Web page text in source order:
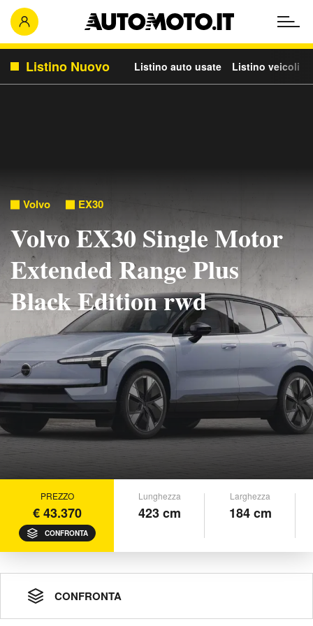
Listino Nuovo Listino auto usate Listino veicoli
Volvo EX30
Volvo EX30 Single Motor
Extended Range Plus
Black Edition rwd
PREZZO
€ 43.370
CONFRONTA
Lunghezza
423 cm
Larghezza
184 cm
CONFRONTA